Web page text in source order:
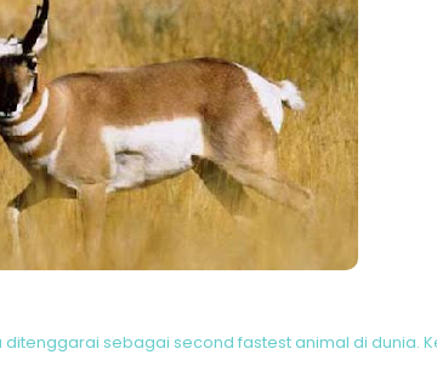
ditenggarai sebagai second fastest animal di dunia.